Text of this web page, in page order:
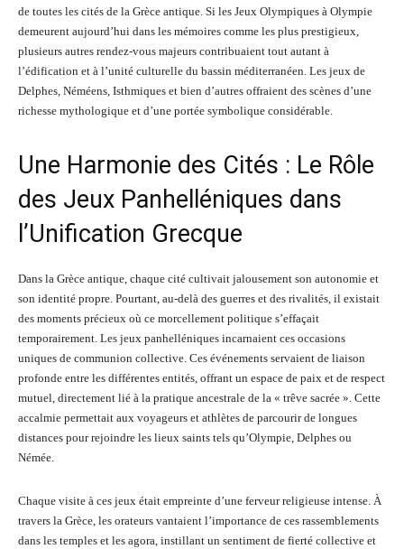
de toutes les cités de la Grèce antique. Si les Jeux Olympiques à Olympie
demeurent aujourd’hui dans les mémoires comme les plus prestigieux,
plusieurs autres rendez-vous majeurs contribuaient tout autant à
l’édification et à l’unité culturelle du bassin méditerranéen. Les jeux de
Delphes, Néméens, Isthmiques et bien d’autres offraient des scènes d’une
richesse mythologique et d’une portée symbolique considérable.
Une Harmonie des Cités : Le Rôle
des Jeux Panhelléniques dans
l’Unification Grecque
Dans la Grèce antique, chaque cité cultivait jalousement son autonomie et
son identité propre. Pourtant, au-delà des guerres et des rivalités, il existait
des moments précieux où ce morcellement politique s’effaçait
temporairement. Les jeux panhelléniques incarnaient ces occasions
uniques de communion collective. Ces événements servaient de liaison
profonde entre les différentes entités, offrant un espace de paix et de respect
mutuel, directement lié à la pratique ancestrale de la « trêve sacrée ». Cette
accalmie permettait aux voyageurs et athlètes de parcourir de longues
distances pour rejoindre les lieux saints tels qu’Olympie, Delphes ou
Némée.
Chaque visite à ces jeux était empreinte d’une ferveur religieuse intense. À
travers la Grèce, les orateurs vantaient l’importance de ces rassemblements
dans les temples et les agora, instillant un sentiment de fierté collective et